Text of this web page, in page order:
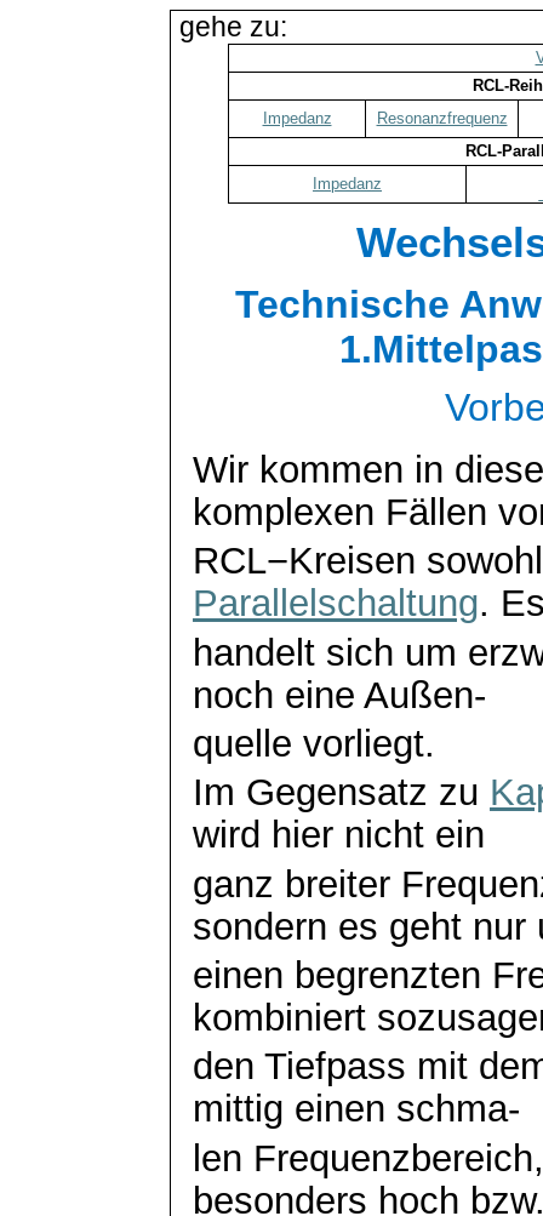
gehe zu:
RCL-
Impedanz
Resonanzfrequenz
RCL-
Impedanz
Technische
Wir kommen in
komplexen Fällen
RCL−Kreisen
Parallelschaltung.
handelt sich um
noch eine Außen-
quelle vorliegt.
Im Gegensatz zu
wird hier nicht ein
ganz breiter
sondern es geht nur
einen begrenzten
kombiniert
den Tiefpass mit
mittig einen schma-
len
besonders hoch